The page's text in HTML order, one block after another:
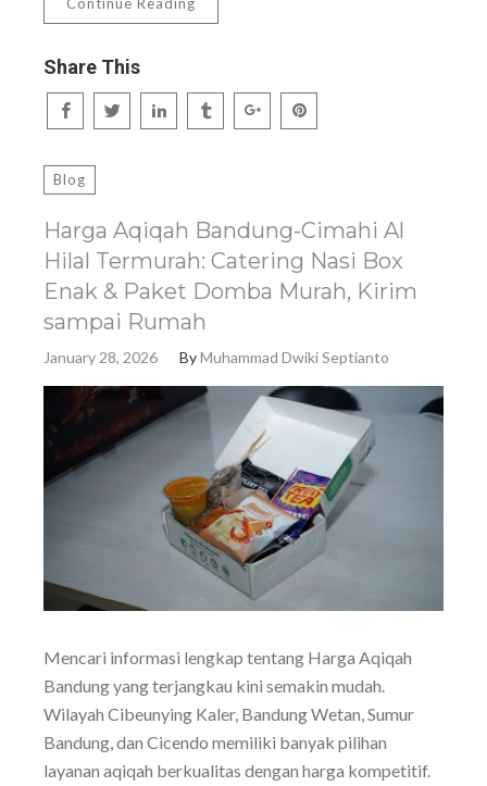
Share This
Blog
Harga Aqiqah Bandung-Cimahi Al
Hilal Termurah: Catering Nasi Box
Enak & Paket Domba Murah, Kirim
sampai Rumah
January 28, 2026 ByMuhammad Dwiki Septianto
Mencari informasi lengkap tentang Harga Aqiqah
Bandung yang terjangkau kini semakin mudah.
Wilayah Cibeunying Kaler, Bandung Wetan, Sumur
Bandung, dan Cicendo memiliki banyak pilihan
layanan aqiqah berkualitas dengan harga kompetitif.